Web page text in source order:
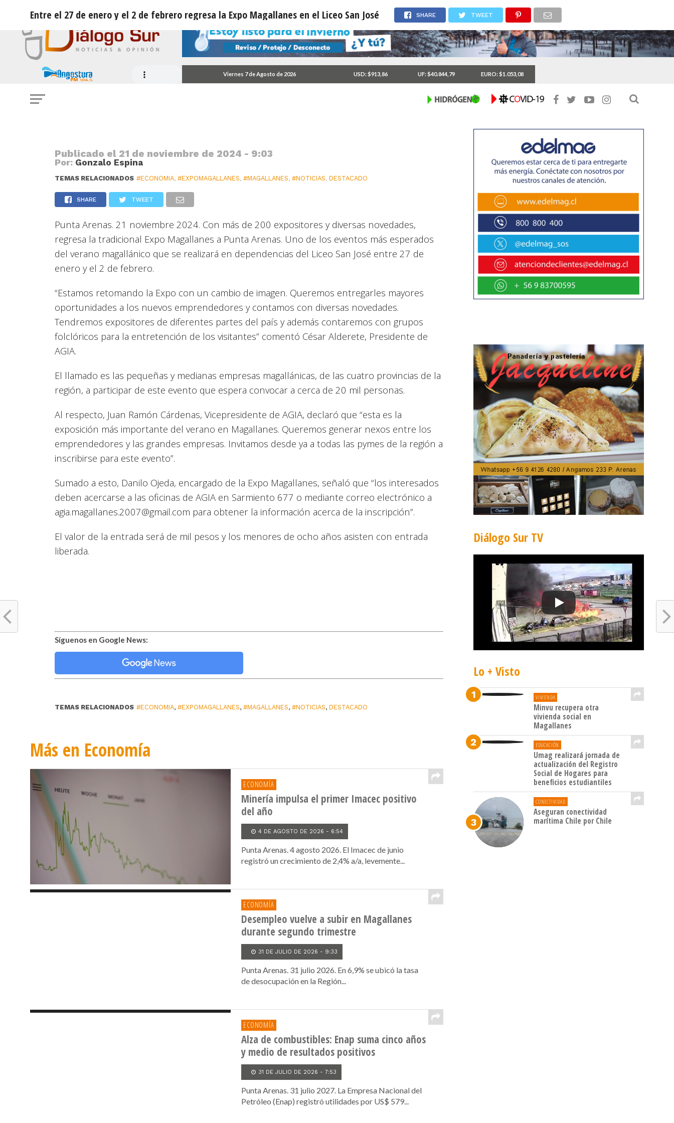
Viernes 7 de Agosto de 2026 USD: $913,86 UF: $40.844,79 EURO: $1.053,08
Entre el 27 de enero y el 2 de febrero regresa la Expo Magallanes en el Liceo San José SHARE TWEET
Entre el 27 de enero y el 2 de febrero regresa la Expo
Publicado el 21 de noviembre de 2024 - 9:03
Por: Gonzalo Espina
TEMAS RELACIONADOS #ECONOMIA,#EXPOMAGALLANES,#MAGALLANES,#NOTICIAS,DESTACADO
SHARE TWEET
Punta Arenas. 21 noviembre 2024. Con más de 200 expositores y diversas novedades,
regresa la tradicional Expo Magallanes a Punta Arenas. Uno de los eventos más esperados
del verano magallánico que se realizará en dependencias del Liceo San José entre 27 de
enero y el 2 de febrero.
“Estamos retomando la Expo con un cambio de imagen. Queremos entregarles mayores
oportunidades a los nuevos emprendedores y contamos con diversas novedades.
Tendremos expositores de diferentes partes del país y además contaremos con grupos
folclóricos para la entretención de los visitantes” comentó César Alderete, Presidente de
AGIA.
El llamado es las pequeñas y medianas empresas magallánicas, de las cuatro provincias de la
región, a participar de este evento que espera convocar a cerca de 20 mil personas.
Al respecto, Juan Ramón Cárdenas, Vicepresidente de AGIA, declaró que “esta es la
exposición más importante del verano en Magallanes. Queremos generar nexos entre los
emprendedores y las grandes empresas. Invitamos desde ya a todas las pymes de la región a
inscribirse para este evento”.
Sumado a esto, Danilo Ojeda, encargado de la Expo Magallanes, señaló que “los interesados
deben acercarse a las oficinas de AGIA en Sarmiento 677 o mediante correo electrónico a
agia.magallanes.2007@gmail.com para obtener la información acerca de la inscripción”.
El valor de la entrada será de mil pesos y los menores de ocho años asisten con entrada
liberada.
Síguenos en Google News:
TEMAS RELACIONADOS #ECONOMIA,#EXPOMAGALLANES,#MAGALLANES,#NOTICIAS,DESTACADO
Más en Economía
ECONOMÍA
Minería impulsa el primer Imacec positivo
del año
4 DE AGOSTO DE 2026 - 6:54
Punta Arenas. 4 agosto 2026. El Imacec de junio
registró un crecimiento de 2,4% a/a, levemente...
ECONOMÍA
Desempleo vuelve a subir en Magallanes
durante segundo trimestre
31 DE JULIO DE 2026 - 9:33
Punta Arenas. 31 julio 2026. En 6,9% se ubicó la tasa
de desocupación en la Región...
ECONOMÍA
Alza de combustibles: Enap suma cinco años
y medio de resultados positivos
31 DE JULIO DE 2026 - 7:53
Punta Arenas. 31 julio 2027. La Empresa Nacional del
Petróleo (Enap) registró utilidades por US$ 579...
Diálogo Sur TV
Lo + Visto
VIVIENDA
Minvu recupera otra
vivienda social en
Magallanes
EDUCACIÓN
Umag realizará jornada de
actualización del Registro
Social de Hogares para
beneficios estudiantiles
CONECTIVIDAD
Aseguran conectividad
marítima Chile por Chile